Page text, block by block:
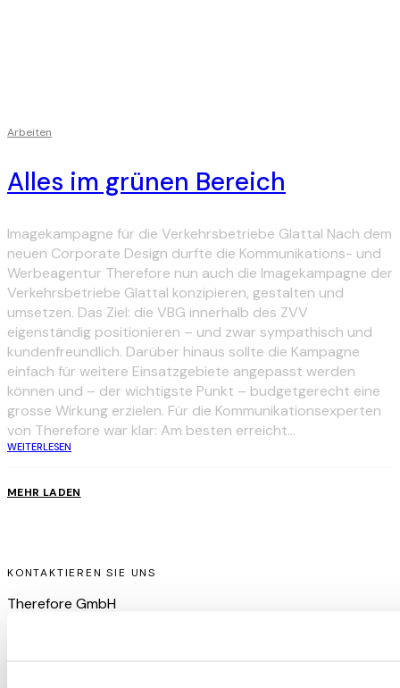
Arbeiten
Alles im grünen Bereich
Imagekampagne für die Verkehrsbetriebe Glattal Nach dem
neuen Corporate Design durfte die Kommunikations- und
Werbeagentur Therefore nun auch die Imagekampagne der
Verkehrsbetriebe Glattal konzipieren, gestalten und
umsetzen. Das Ziel: die VBG innerhalb des ZVV
eigenständig positionieren – und zwar sympathisch und
kundenfreundlich. Darüber hinaus sollte die Kampagne
einfach für weitere Einsatzgebiete angepasst werden
können und – der wichtigste Punkt – budgetgerecht eine
grosse Wirkung erzielen. Für die Kommunikationsexperten
von Therefore war klar: Am besten erreicht...
WEITERLESEN
MEHR LADEN
KONTAKTIEREN SIE UNS
Therefore GmbH